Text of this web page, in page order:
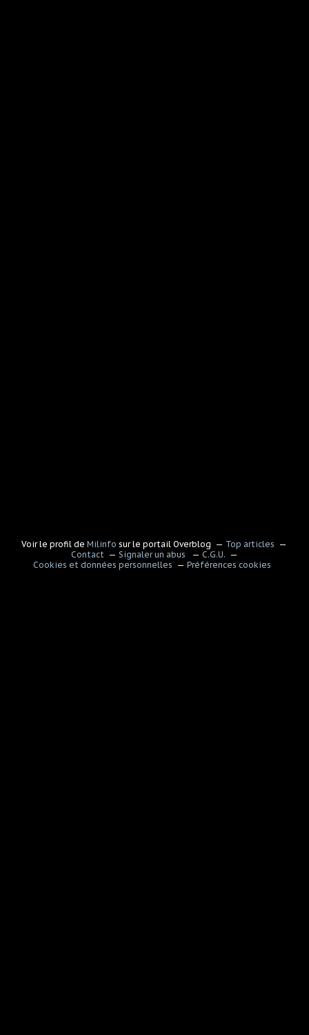
Voir le profil deMilinfo sur le portail Overblog
Top articles
Contact
Signaler un abus
C.G.U.
Cookies et données personnelles
Préférences cookies